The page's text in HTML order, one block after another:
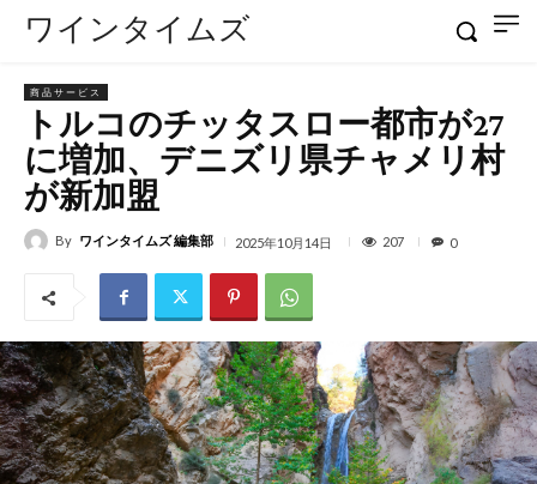
ワインタイムズ
商品サービス
トルコのチッタスロー都市が27
に増加、デニズリ県チャメリ村
が新加盟
By ワインタイムズ 編集部 2025年10月14日 207 0